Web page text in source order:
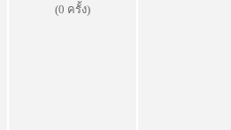
(0 ครั้ง)